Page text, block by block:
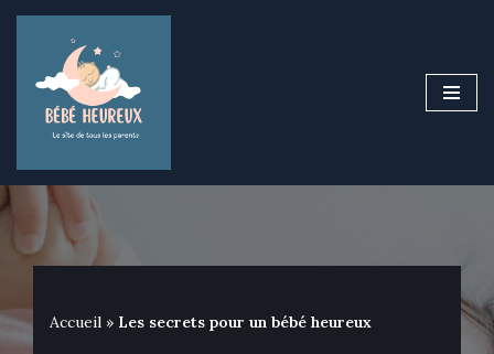
contenu
Accueil » Les secrets pour un bébé heureux